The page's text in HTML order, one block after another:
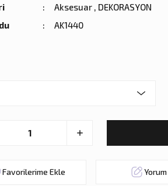
Aksesuar , DEKORASYON
AK1440